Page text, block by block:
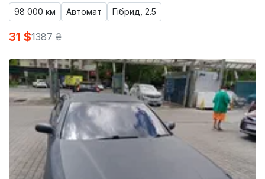
98 000 км Автомат Гібрид, 2.5
31 $1387 ₴